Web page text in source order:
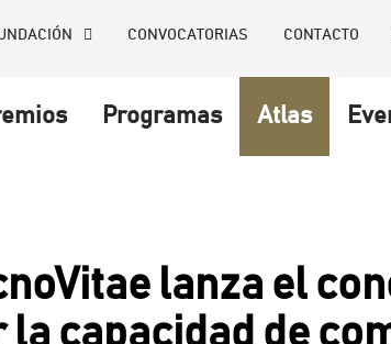
CONVOCATORIAS CONTACTO
Programas Atlas
lanza el
capacidad de